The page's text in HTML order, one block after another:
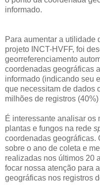
informado.
Para aumentar a utilidade
projeto INCT-HVFF, foi
georreferenciamento
coordenadas geográficas
informado (indicando seu
que necessitam de dados
milhões de registros
É interessante analisar os
plantas e fungos na rede
coordenadas geográficas.
sobre o ano de coleta e
realizadas nos últimos 20
focar nossa atenção para
geográficas nos registros